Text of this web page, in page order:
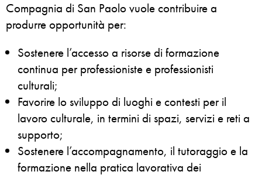
Compagnia di San Paolo vuole contribuire a
produrre opportunità per:
Sostenere l’accesso a risorse di formazione
continua per professioniste e professionisti
culturali;
Favorire lo sviluppo di luoghi e contesti per il
lavoro culturale, in termini di spazi, servizi e reti a
supporto;
Sostenere l’accompagnamento, il tutoraggio e la
formazione nella pratica lavorativa dei